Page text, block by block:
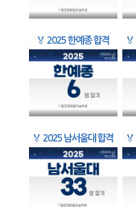
🏅 2025 한예종 합격 🏅
🏅 2025 남서울대 합격 🏅